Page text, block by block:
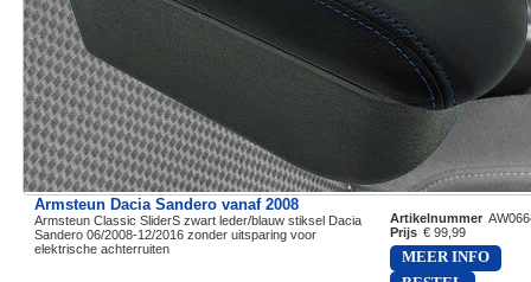
Armsteun Dacia Sandero vanaf 2008
Armsteun Classic SliderS zwart leder/blauw stiksel Dacia
Sandero 06/2008-12/2016 zonder uitsparing voor
elektrische achterruiten
Artikelnummer
Prijs € 99,99
MEER INFO